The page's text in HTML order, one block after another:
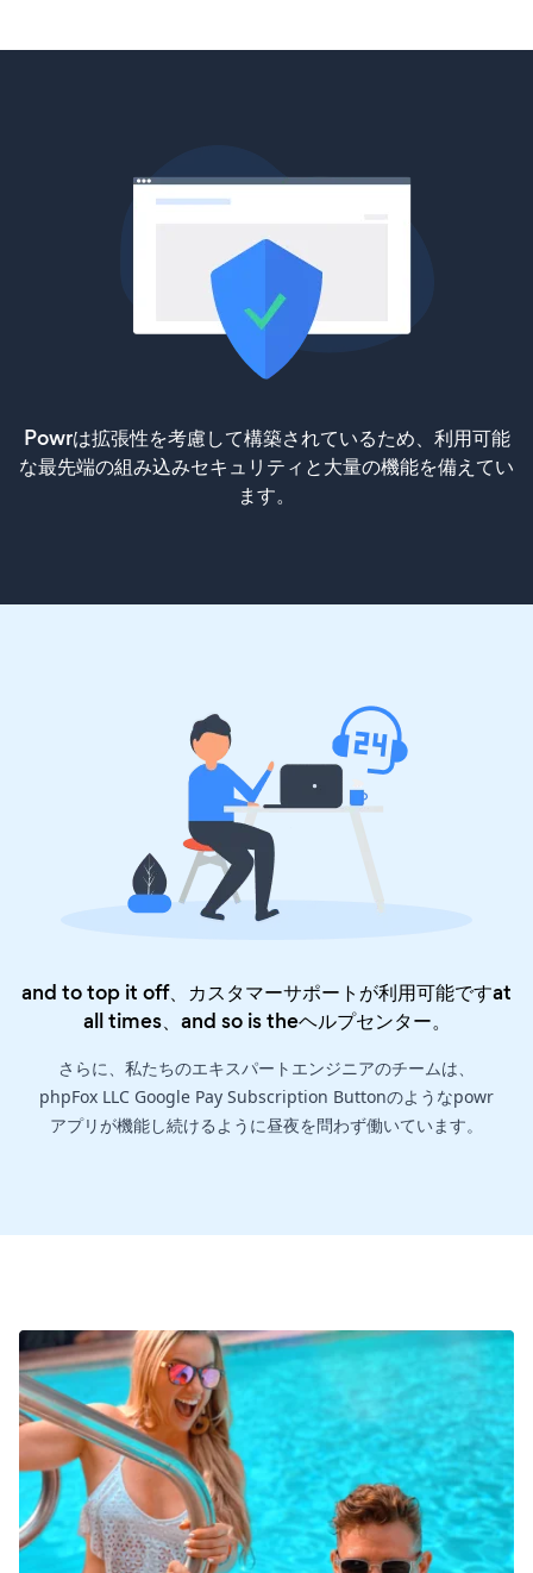
Powrは拡張性を考慮して構築されているため、利用可能
な最先端の組み込みセキュリティと大量の機能を備えてい
ます。
and to top it off、カスタマーサポートが利用可能ですat
all times、and so is theヘルプセンター。
さらに、私たちのエキスパートエンジニアのチームは、
phpFox LLC Google Pay Subscription Buttonのようなpowr
アプリが機能し続けるように昼夜を問わず働いています。